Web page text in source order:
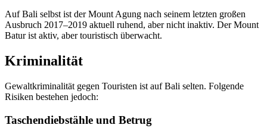
Auf Bali selbst ist der Mount Agung nach seinem letzten großen
Ausbruch 2017–2019 aktuell ruhend, aber nicht inaktiv. Der Mount
Batur ist aktiv, aber touristisch überwacht.
Kriminalität
Gewaltkriminalität gegen Touristen ist auf Bali selten. Folgende
Risiken bestehen jedoch:
Taschendiebstähle und Betrug